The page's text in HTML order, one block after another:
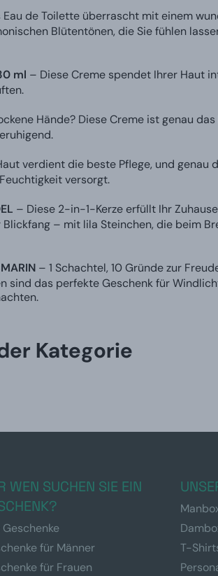
Eau de Toilette überrascht mit einem
Blütentönen, die Sie fühlen
ml – Diese Creme spendet Ihrer Haut
Hände? Diese Creme ist genau
verdient die beste Pflege, und genau
versorgt.
– Diese 2-in-1-Kerze erfüllt Ihr
– mit lila Steinchen, die beim
– 1 Schachtel, 10 Gründe zur
sind das perfekte Geschenk für
Kategorie
WEN SUCHEN SIE EIN
für Männer
für Frauen
T-